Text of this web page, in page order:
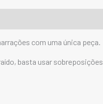
com uma única peça.
basta usar